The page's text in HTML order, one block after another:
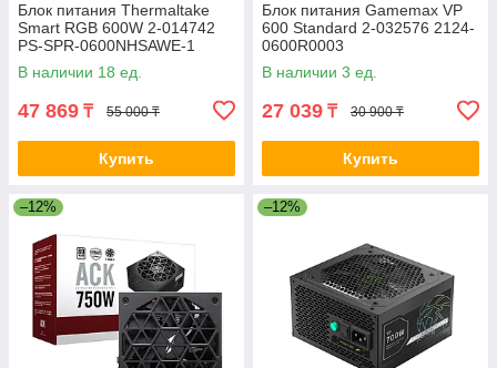
Блок питания Thermaltake
Smart RGB 600W 2-014742
PS-SPR-0600NHSAWE-1
В наличии 18 ед.
47 869 ₸ 55 000 ₸
Купить
Блок питания Gamemax VP
600 Standard 2-032576 2124-
0600R0003
В наличии 3 ед.
27 039 ₸ 30 900 ₸
Купить
–12% –12%